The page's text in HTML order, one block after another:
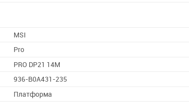
MSI
Pro
PRO DP21 14M
936-B0A431-235
Платформа